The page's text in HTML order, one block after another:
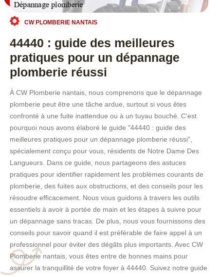
CW PLOMBERIE NANTAIS
44440 : guide des meilleures
pratiques pour un dépannage
plomberie réussi
À CW Plomberie nantais, nous comprenons que le dépannage
plomberie peut être une tâche ardue, surtout si vous êtes
confronté à une fuite inattendue ou à un tuyau bouché. C'est
pourquoi nous avons élaboré le guide "44440 : guide des
meilleures pratiques pour un dépannage plomberie réussi",
spécialement conçu pour vous, résidents de Notre Dame Des
Langueurs. Dans ce guide, nous partageons des astuces
pratiques pour identifier rapidement les problèmes courants de
plomberie, des fuites aux obstructions, et des conseils pour les
résoudre efficacement. Nous vous guidons à travers les outils
essentiels à avoir à portée de main et les étapes à suivre pour
un dépannage sans tracas. De plus, nous vous fournissons des
conseils pour savoir quand il est préférable de faire appel à un
professionnel pour éviter des dégâts plus importants. Avec CW
Plomberie nantais, vous êtes entre de bonnes mains pour
assurer la tranquillité de votre foyer à 44440. Suivez notre guide